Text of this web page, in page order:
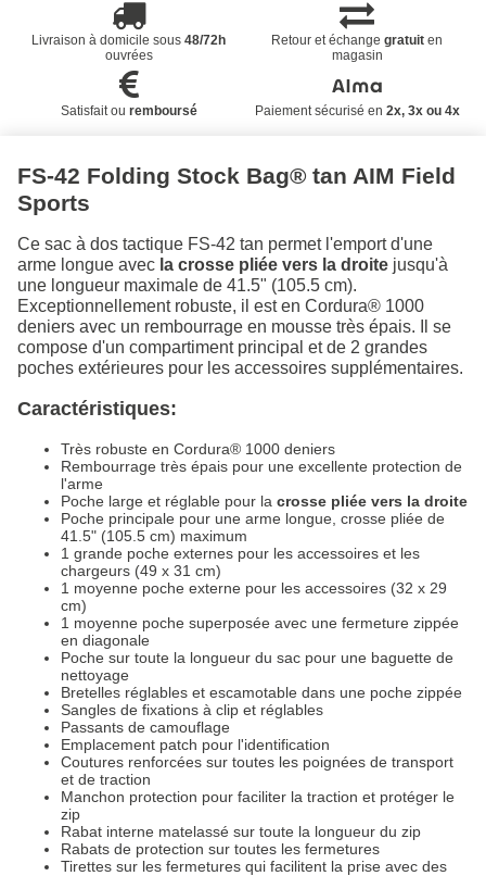
Livraison à domicile sous48/72h
ouvrées
Retour et échangegratuit en
magasin
Satisfait ou remboursé Paiement sécurisé en 2x, 3x ou 4x
FS-42 Folding Stock Bag® tan AIM Field
Sports
Ce sac à dos tactique FS-42 tan permet l'emport d'une
arme longue avec la crosse pliée vers la droite jusqu'à
une longueur maximale de 41.5" (105.5 cm).
Exceptionnellement robuste, il est en Cordura® 1000
deniers avec un rembourrage en mousse très épais. Il se
compose d'un compartiment principal et de 2 grandes
poches extérieures pour les accessoires supplémentaires.
Caractéristiques:
Très robuste en Cordura® 1000 deniers
Rembourrage très épais pour une excellente protection de
l'arme
Poche large et réglable pour la crosse pliée vers la droite
Poche principale pour une arme longue, crosse pliée de
41.5" (105.5 cm) maximum
1 grande poche externes pour les accessoires et les
chargeurs (49 x 31 cm)
1 moyenne poche externe pour les accessoires (32 x 29
cm)
1 moyenne poche superposée avec une fermeture zippée
en diagonale
Poche sur toute la longueur du sac pour une baguette de
nettoyage
Bretelles réglables et escamotable dans une poche zippée
Sangles de fixations à clip et réglables
Passants de camouflage
Emplacement patch pour l'identification
Coutures renforcées sur toutes les poignées de transport
et de traction
Manchon protection pour faciliter la traction et protéger le
zip
Rabat interne matelassé sur toute la longueur du zip
Rabats de protection sur toutes les fermetures
Tirettes sur les fermetures qui facilitent la prise avec des